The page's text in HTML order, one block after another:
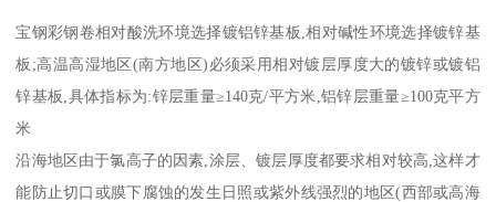
宝钢彩钢卷相对酸洗环境选择镀铝锌基板,相对碱性环境选择镀锌基
板;高温高湿地区(南方地区)必须采用相对镀层厚度大的镀锌或镀铝
锌基板,具体指标为:锌层重量≥140克/平方米,铝锌层重量≥100克平方
米
沿海地区由于氯高子的因素,涂层、镀层厚度都要求相对较高,这样才
能防止切口或膜下腐蚀的发生日照或紫外线强烈的地区(西部或高海